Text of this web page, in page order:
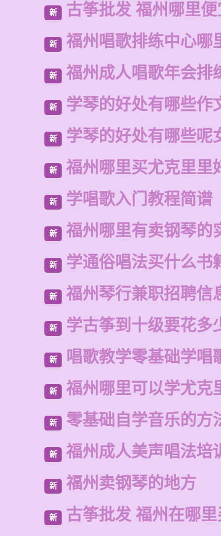
新 古筝批发 福州哪里
新 福州唱歌排练中心哪
新 福州成人唱歌年会排
新 学琴的好处有哪些作
新 学琴的好处有哪些呢
新 福州哪里买尤克里里
新 学唱歌入门教程简谱
新 福州哪里有卖钢琴的
新 学通俗唱法买什么书
新 福州琴行兼职招聘信
新 学古筝到十级要花多
新 唱歌教学零基础学唱
新 福州哪里可以学尤克
新 零基础自学音乐的方
新 福州成人美声唱法培
新 福州卖钢琴的地方
新 古筝批发 福州在哪